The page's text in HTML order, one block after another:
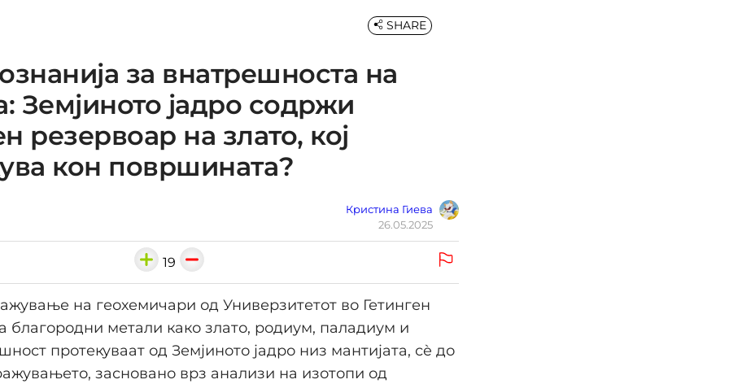
за внатрешноста на
Земјиното јадро содржи
резервоар на злато, кој
кон површината?
Кристина Гиева
26.05.2025
SHARE
19
на геохемичари од Универзитетот во Гетинген
благородни метали како злато, родиум, паладиум и
протекуваат од Земјиното јадро низ мантијата, сè до
засновано врз анализи на изотопи од